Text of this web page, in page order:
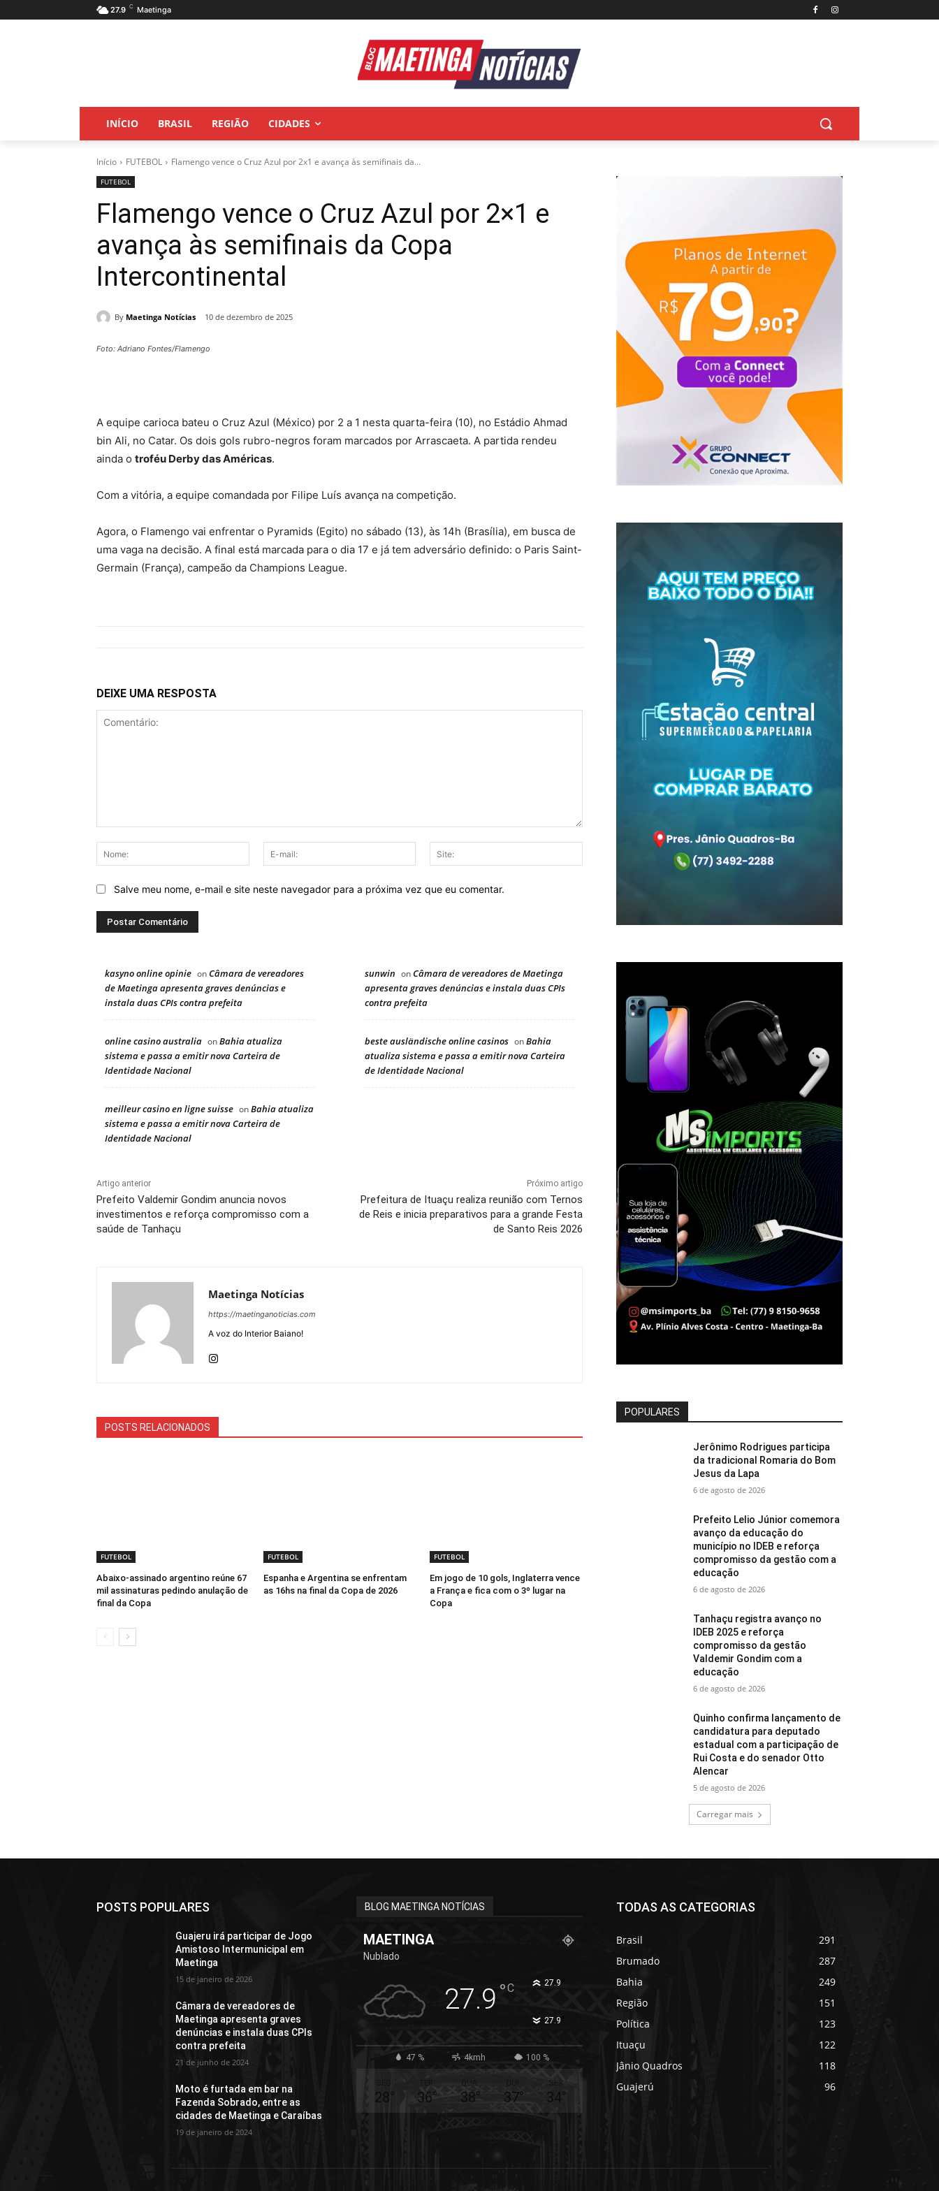
27.9 C Maetinga
INÍCIO BRASIL REGIÃO CIDADES
Início FUTEBOL Flamengo vence o Cruz Azul por 2x1 e avança às semifinais da...
FUTEBOL
Flamengo vence o Cruz Azul por 2×1 e
avança às semifinais da Copa
Intercontinental
By Maetinga Notícias 10 de dezembro de 2025
Foto: Adriano Fontes/Flamengo
A equipe carioca bateu o Cruz Azul (México) por 2 a 1 nesta quarta-feira (10), no Estádio Ahmad
bin Ali, no Catar. Os dois gols rubro-negros foram marcados por Arrascaeta. A partida rendeu
ainda o troféu Derby das Américas.
Com a vitória, a equipe comandada por Filipe Luís avança na competição.
Agora, o Flamengo vai enfrentar o Pyramids (Egito) no sábado (13), às 14h (Brasília), em busca de
uma vaga na decisão. A final está marcada para o dia 17 e já tem adversário definido: o Paris Saint-
Germain (França), campeão da Champions League.
DEIXE UMA RESPOSTA
Nome:
mail:
Salve meu nome, e-mail e site neste navegador para a próxima vez que eu comentar.
kasyno online opinie onCâmara de vereadores
de Maetinga apresenta graves denúncias e
instala duas CPIs contra prefeita
sunwin onCâmara de vereadores de Maetinga
apresenta graves denúncias e instala duas CPIs
contra prefeita
online casino australia onBahia atualiza
sistema e passa a emitir nova Carteira de
Identidade Nacional
beste ausländische online casinos onBahia
atualiza sistema e passa a emitir nova Carteira
de Identidade Nacional
meilleur casino en ligne suisse onBahia atualiza
sistema e passa a emitir nova Carteira de
Identidade Nacional
Artigo anterior
Prefeito Valdemir Gondim anuncia novos
investimentos e reforça compromisso com a
saúde de Tanhaçu
Próximo artigo
Prefeitura de Ituaçu realiza reunião com Ternos
de Reis e inicia preparativos para a grande Festa
de Santo Reis 2026
Maetinga Notícias
https://maetinganoticias.com
A voz do Interior Baiano!
POSTS RELACIONADOS
FUTEBOL
Abaixo-assinado argentino reúne 67
mil assinaturas pedindo anulação de
final da Copa
FUTEBOL
Espanha e Argentina se enfrentam
as 16hs na final da Copa de 2026
FUTEBOL
Em jogo de 10 gols, Inglaterra vence
a França e fica com o 3º lugar na
Copa
POPULARES
Jerônimo Rodrigues participa
da tradicional Romaria do Bom
Jesus da Lapa
6 de agosto de 2026
Prefeito Lelio Júnior comemora
avanço da educação do
município no IDEB e reforça
compromisso da gestão com a
educação
6 de agosto de 2026
Tanhaçu registra avanço no
IDEB 2025 e reforça
compromisso da gestão
Valdemir Gondim com a
educação
6 de agosto de 2026
Quinho confirma lançamento de
candidatura para deputado
estadual com a participação de
Rui Costa e do senador Otto
Alencar
5 de agosto de 2026
Carregar mais
POSTS POPULARES
Guajeru irá participar de Jogo
Amistoso Intermunicipal em
Maetinga
15 de janeiro de 2026
Câmara de vereadores de
Maetinga apresenta graves
denúncias e instala duas CPIs
contra prefeita
21 de junho de 2024
Moto é furtada em bar na
Fazenda Sobrado, entre as
cidades de Maetinga e Caraíbas
19 de janeiro de 2024
BLOG MAETINGA NOTÍCIAS
MAETINGA
Nublado
27.9 °C 27.9°
27.9
47 % 4kmh 100 %
28° 36°
QUA
38° 37°
SEX
34°
TODAS AS CATEGORIAS
Brasil
291
Brumado
287
Bahia
249
Região
151
Política
123
Ituaçu
122
Jânio Quadros
118
Guajerú
96